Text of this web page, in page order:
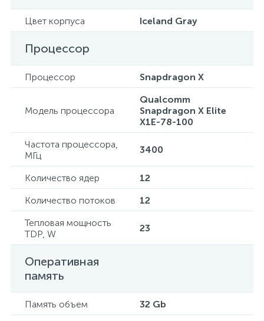
Цвет корпуса Iceland Gray
Процессор
Процессор Snapdragon X
Модель процессора
Qualcomm
Snapdragon X Elite
X1E-78-100
Частота процессора,
МГц
3400
Количество ядер
12
Количество потоков
12
Тепловая мощность
TDP, W
23
Оперативная
память
Память объем 32 Gb